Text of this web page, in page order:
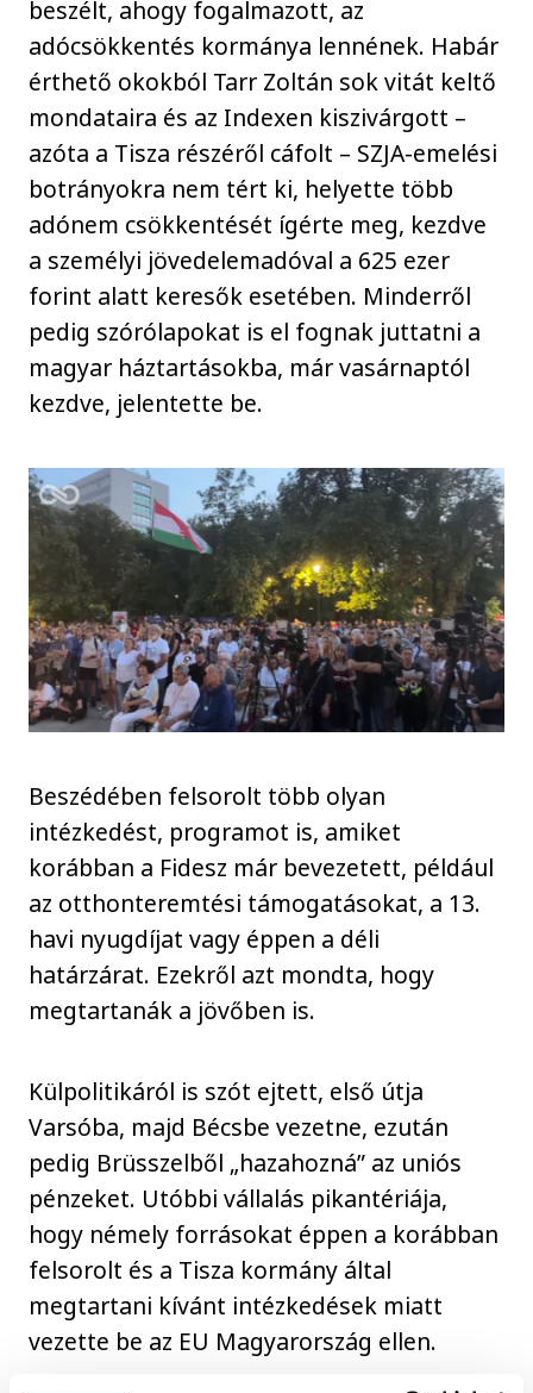
beszélt, ahogy fogalmazott, az
adócsökkentés kormánya lennének. Habár
érthető okokból Tarr Zoltán sok vitát keltő
mondataira és az Indexen kiszivárgott –
azóta a Tisza részéről cáfolt – SZJA-emelési
botrányokra nem tért ki, helyette több
adónem csökkentését ígérte meg, kezdve
a személyi jövedelemadóval a 625 ezer
forint alatt keresők esetében. Minderről
pedig szórólapokat is el fognak juttatni a
magyar háztartásokba, már vasárnaptól
kezdve, jelentette be.
Beszédében felsorolt több olyan
intézkedést, programot is, amiket
korábban a Fidesz már bevezetett, például
az otthonteremtési támogatásokat, a 13.
havi nyugdíjat vagy éppen a déli
határzárat. Ezekről azt mondta, hogy
megtartanák a jövőben is.
Külpolitikáról is szót ejtett, első útja
Varsóba, majd Bécsbe vezetne, ezután
pedig Brüsszelből „hazahozná” az uniós
pénzeket. Utóbbi vállalás pikantériája,
hogy némely forrásokat éppen a korábban
felsorolt és a Tisza kormány által
megtartani kívánt intézkedések miatt
vezette be az EU Magyarország ellen.